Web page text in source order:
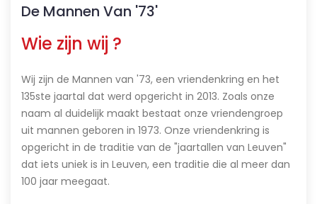
De Mannen Van '73'
Wie zijn wij ?
Wij zijn de Mannen van '73, een vriendenkring en het
135ste jaartal dat werd opgericht in 2013. Zoals onze
naam al duidelijk maakt bestaat onze vriendengroep
uit mannen geboren in 1973. Onze vriendenkring is
opgericht in de traditie van de "jaartallen van Leuven"
dat iets uniek is in Leuven, een traditie die al meer dan
100 jaar meegaat.